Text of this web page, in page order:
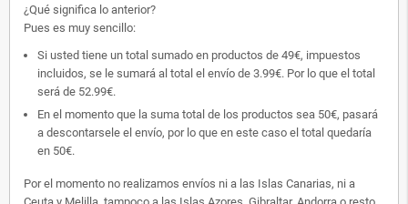
¿Qué significa lo anterior?
Pues es muy sencillo:
Si usted tiene un total sumado en productos de 49€, impuestos
incluidos, se le sumará al total el envío de 3.99€. Por lo que el total
será de 52.99€.
En el momento que la suma total de los productos sea 50€, pasará
a descontarsele el envío, por lo que en este caso el total quedaría
en 50€.
Por el momento no realizamos envíos ni a las Islas Canarias, ni a